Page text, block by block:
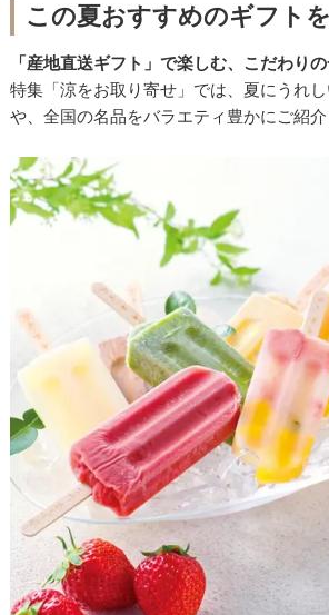
この夏おすすめのギフト
「産地直送ギフト」で楽しむ、こだわり
特集「涼をお取り寄せ」では、夏にうれ
や、全国の名品をバラエティ豊かにご紹介